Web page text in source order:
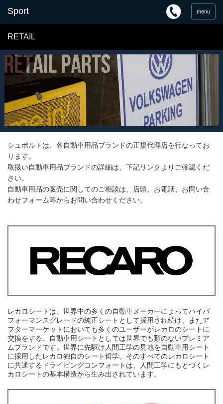
menu
RETAIL
シュポルトは、各自動車用品ブランドの正規代理店を行なってお
ります。
取扱い自動車用品ブランドの詳細は、下記リンクよりご確認くだ
さい。
自動車用品の販売に関してのご相談は、店頭、お電話、お問い合
わせフォーム等からお問い合わせください。
レカロシートは、世界中の多くの自動車メーカーによってハイパ
フォーマンスグレードの純正シートとして採用され続け、またア
フターマーケットにおいても多くのユーザーがレカロのシートに
交換をする、自動車用シートとしては世界でも類のないプレミア
ムブランドです。世界に先駆け人間工学の見地を自動車用シート
に採用したレカロ独自のシート哲学。そのすべてのレカロシート
に共通するドライビングコンフォートは、人間工学にもとづくレ
カロシートの基本構造から生み出されています。